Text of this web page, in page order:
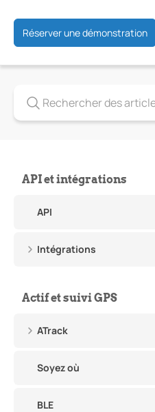
Réserver une démonstration
API et intégrations
API
Intégrations
Actif et suivi GPS
ATrack
Soyez où
BLE